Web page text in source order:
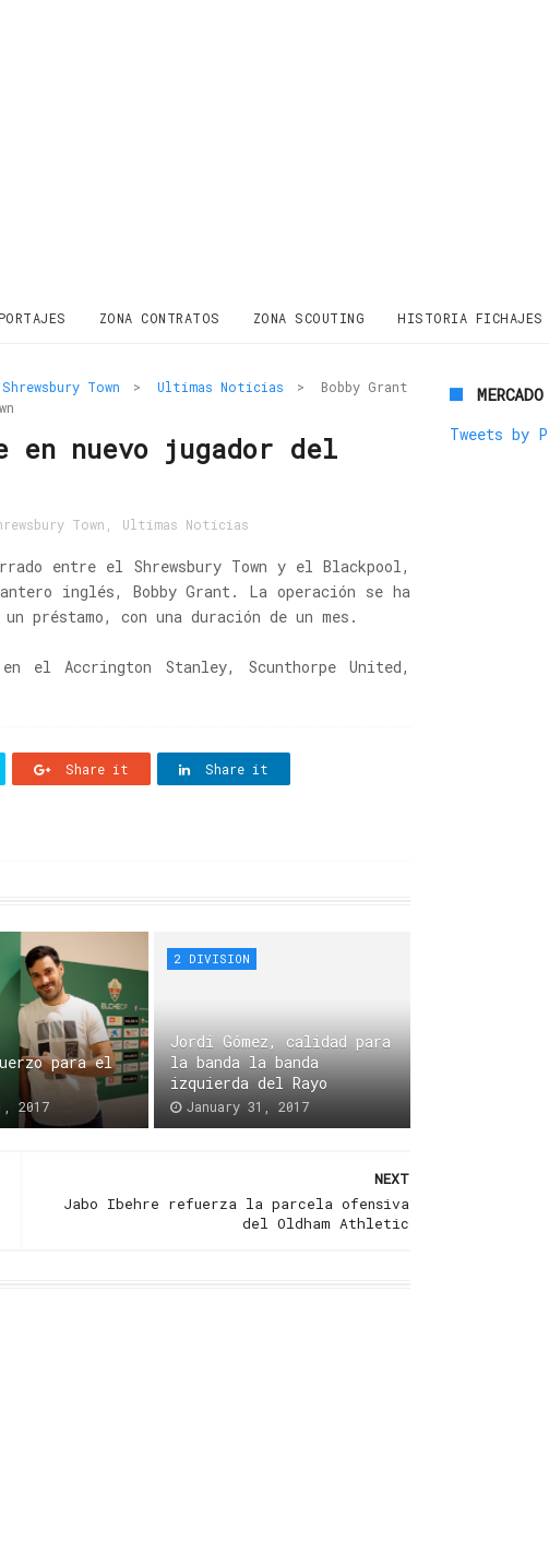
ZONA CONTRATOS ZONA SCOUTING HISTORIA FICHAJES
Shrewsbury Town > Ultimas Noticias >
Bobby Grant
en nuevo jugador del
Town Ultimas Noticias
entre el Shrewsbury Town y el Blackpool,
inglés, Bobby Grant. La operación se ha
préstamo, con una duración de un mes.
el Accrington Stanley, Scunthorpe United,
Share it Share it
para el
2017
2 DIVISION
Jordi Gómez, calidad para
la banda la banda
izquierda del Rayo
January 31, 2017
NEXT
Jabo Ibehre refuerza la parcela ofensiva
del Oldham Athletic
Tweets by